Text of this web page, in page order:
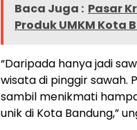
Baca Juga : Pasar
Produk UMKM Kota
“Daripada hanya jadi
wisata di pinggir sawah.
sambil menikmati
unik di Kota Bandung,”